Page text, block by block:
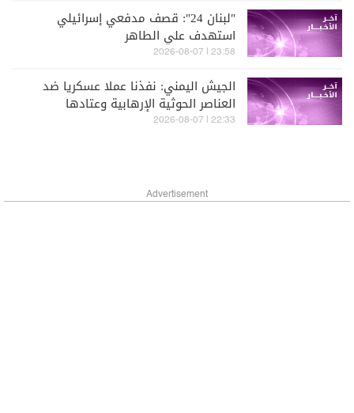
"لبنان 24": قصف مدفعي إسرائيلي
استهدف علي الطاهر
23:58 | 2026-08-07
الجيش اليمني: نفذنا عملا عسكريا ضد
العناصر الحوثية الإرهابية وعتادها
22:33 | 2026-08-07
Advertisement